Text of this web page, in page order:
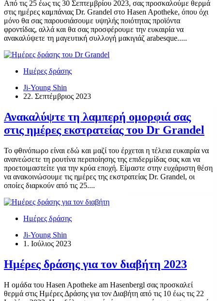
Από τις 25 έως τις 30 Σεπτεμβρίου 2023, σας προσκαλούμε θερμά
στις ημέρες καμπάνιας Dr. Grandel στο Hasen Apotheke, όπου όχι
μόνο θα σας παρουσιάσουμε υψηλής ποιότητας προϊόντα
φροντίδας, αλλά και θα σας προσφέρουμε την ευκαιρία να
ανακαλύψετε τη μαγευτική συλλογή μακιγιάζ arabesque.....
Ημέρες δράσης
Ji-Young Shin
22. Σεπτέμβριος 2023
Ανακαλύψτε τη λαμπερή ομορφιά σας
στις ημέρες εκστρατείας του Dr Grandel
Το φθινόπωρο είναι εδώ και μαζί του έρχεται η τέλεια ευκαιρία να
ανανεώσετε τη ρουτίνα περιποίησης της επιδερμίδας σας και να
προετοιμαστείτε για την κρύα εποχή. Είμαστε στην ευχάριστη θέση
να ανακοινώσουμε τις ημέρες της εκστρατείας Dr. Grandel, οι
οποίες διαρκούν από τις 25....
Ημέρες δράσης
Ji-Young Shin
1. Ιούλιος 2023
Ημέρες δράσης για τον διαβήτη 2023
Η ομάδα του Hasen Apotheke am Hasenbergl σας προσκαλεί
θερμά στις Ημέρες Δράσης για τον Διαβήτη από τις 10 έως τις 22